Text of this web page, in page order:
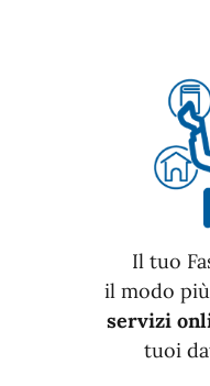
Il tuo
il modo
servizi
tuoi